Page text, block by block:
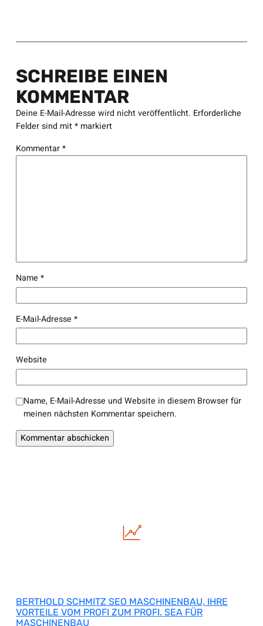
SCHREIBE EINEN
KOMMENTAR
Deine E-Mail-Adresse wird nicht veröffentlicht. Erforderliche
Felder sind mit*markiert
Kommentar*
Name *
E-Mail-Adresse *
Website
Name, E-Mail-Adresse und Website in diesem Browser für
meinen nächsten Kommentar speichern.
BERTHOLD SCHMITZ SEO MASCHINENBAU, IHRE
VORTEILE VOM PROFI ZUM PROFI. SEA FÜR
MASCHINENBAU